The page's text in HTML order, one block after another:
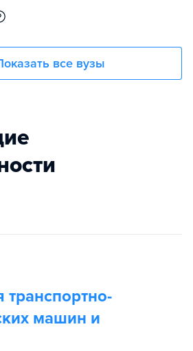
все вузы
транспортно-
машин и